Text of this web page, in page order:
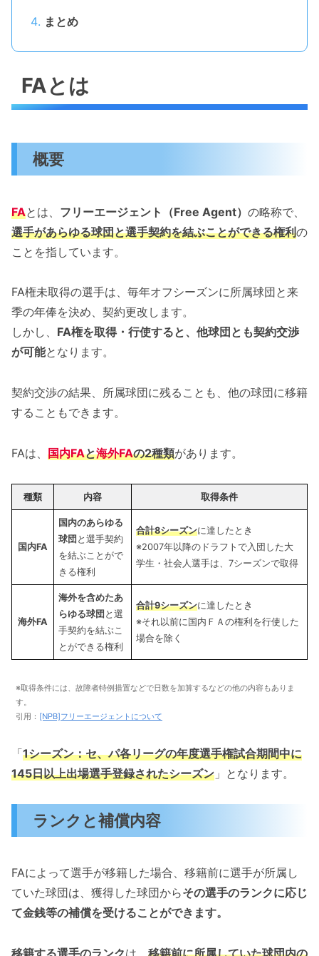
まとめ
FAとは
概要
FAとは、 フリーエージェント（Free Agent） の略称で、
選手があらゆる球団と選手契約を結ぶことができる権利の
ことを指しています。
FA権未取得の選手は、毎年オフシーズンに所属球団と来
季の年俸を決め、契約更改します。
しかし、 FA権を取得・行使すると、他球団とも契約交渉
が可能となります。
契約交渉の結果、所属球団に残ることも、他の球団に移籍
することもできます。
FAは、 国内FAと海外FAの2種類があります。
種類 内容 取得条件
国内FA
国内のあらゆる
球団 と選手契約
を結ぶことがで
きる権利
合計8シーズンに達したとき
※2007年以降のドラフトで入団した大
学生・社会人選手は、7シーズンで取得
海外FA
海外を含めたあ
らゆる球団 と選
手契約を結ぶこ
とができる権利
合計9シーズンに達したとき
※それ以前に国内ＦＡの権利を行使した
場合を除く
※取得条件には、故障者特例措置などで日数を加算するなどの他の内容もありま
す。
引用： [NPB]フリーエージェントについて
「1シーズン：セ、パ各リーグの年度選手権試合期間中に
145日以上出場選手登録されたシーズン 」となります。
ランクと補償内容
FAによって選手が移籍した場合、移籍前に選手が所属し
ていた球団は、獲得した球団からその選手のランクに応じ
て金銭等の補償を受けることができます。